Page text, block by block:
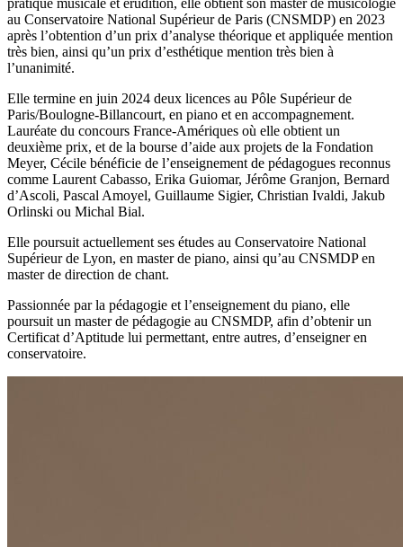
au Conservatoire National Supérieur de Paris (CNSMDP) en 2023
après l’obtention d’un prix d’analyse théorique et appliquée mention
très bien, ainsi qu’un prix d’esthétique mention très bien à
l’unanimité.
Elle termine en juin 2024 deux licences au Pôle Supérieur de
Paris/Boulogne-Billancourt, en piano et en accompagnement.
Lauréate du concours France-Amériques où elle obtient un
deuxième prix, et de la bourse d’aide aux projets de la Fondation
Meyer, Cécile bénéficie de l’enseignement de pédagogues reconnus
comme Laurent Cabasso, Erika Guiomar, Jérôme Granjon, Bernard
d’Ascoli, Pascal Amoyel, Guillaume Sigier, Christian Ivaldi, Jakub
Orlinski ou Michal Bial.
Elle poursuit actuellement ses études au Conservatoire National
Supérieur de Lyon, en master de piano, ainsi qu’au CNSMDP en
master de direction de chant.
Passionnée par la pédagogie et l’enseignement du piano, elle
poursuit un master de pédagogie au CNSMDP, afin d’obtenir un
Certificat d’Aptitude lui permettant, entre autres, d’enseigner en
conservatoire.